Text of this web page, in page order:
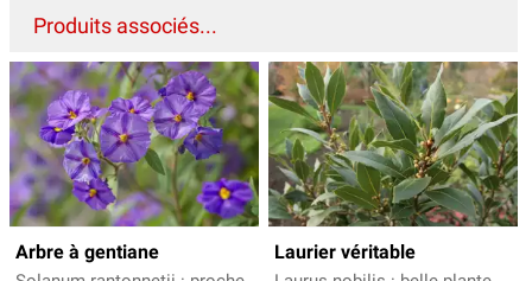
Produits associés...
Arbre à gentiane Laurier véritable